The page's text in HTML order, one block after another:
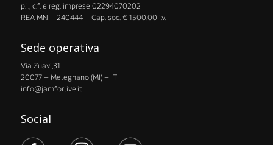
p.i., c.f. e reg. imprese 02294070202
​REA MN – 240444 – Cap. soc. € 1500,00 i.v.
Sede operativa
Via Zuavi,31
20077 – Melegnano (MI) – IT
info@jamforlive.it
Social